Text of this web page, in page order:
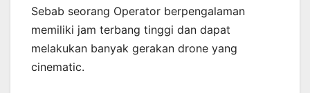
Sebab seorang Operator berpengalaman
memiliki jam terbang tinggi dan dapat
melakukan banyak gerakan drone yang
cinematic.